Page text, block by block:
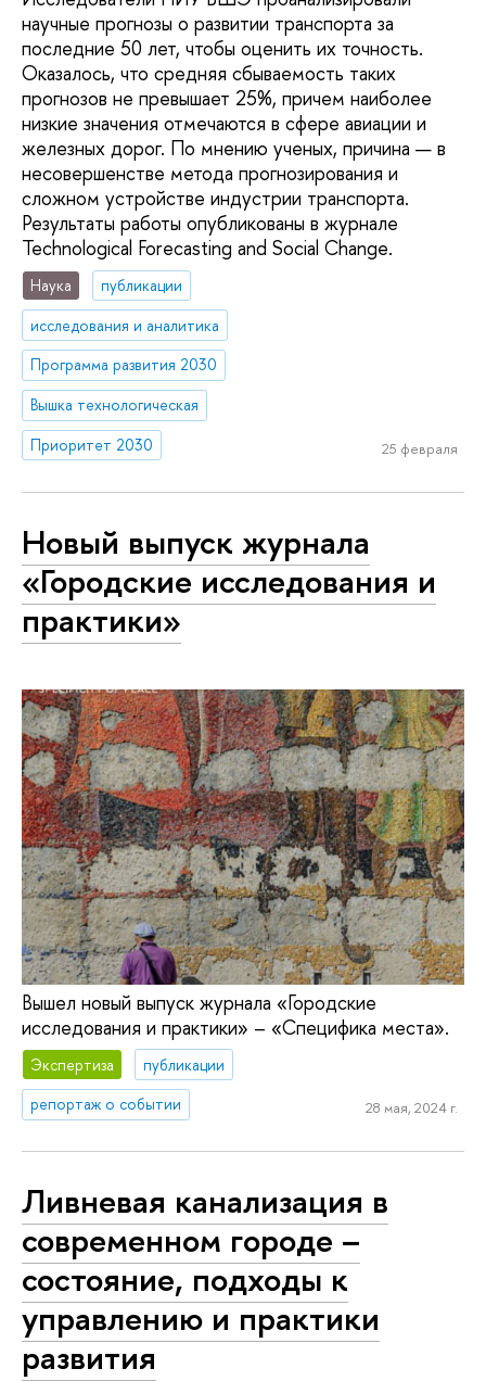
научные прогнозы о развитии транспорта за
последние 50 лет, чтобы оценить их точность.
Оказалось, что средняя сбываемость таких
прогнозов не превышает 25%, причем наиболее
низкие значения отмечаются в сфере авиации и
железных дорог. По мнению ученых, причина — в
несовершенстве метода прогнозирования и
сложном устройстве индустрии транспорта.
Результаты работы опубликованы в журнале
Technological Forecasting and Social Change.
Наука
публикации
исследования и аналитика
Программа развития 2030
Вышка технологическая
Приоритет 2030
25 февраля
Новый выпуск журнала
«Городские исследования и
практики»
Вышел новый выпуск журнала «Городские
исследования и практики» – «Специфика места».
Экспертиза
публикации
репортаж о событии
28 мая, 2024 г.
Ливневая канализация в
современном городе –
состояние, подходы к
управлению и практики
развития